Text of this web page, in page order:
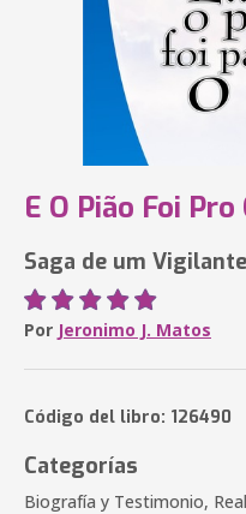
E O Pião Foi Pro
Saga de um Vigilante
Por Jeronimo J. Matos
Código del libro: 126490
Categorías
Biografía y Testimonio,